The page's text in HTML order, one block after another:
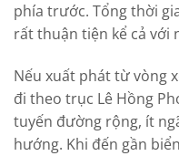
phía trước. Tổng thời
rất thuận tiện kể cả với
Nếu xuất phát từ vòng
đi theo trục Lê Hồng
tuyến đường rộng, ít
hướng. Khi đến gần